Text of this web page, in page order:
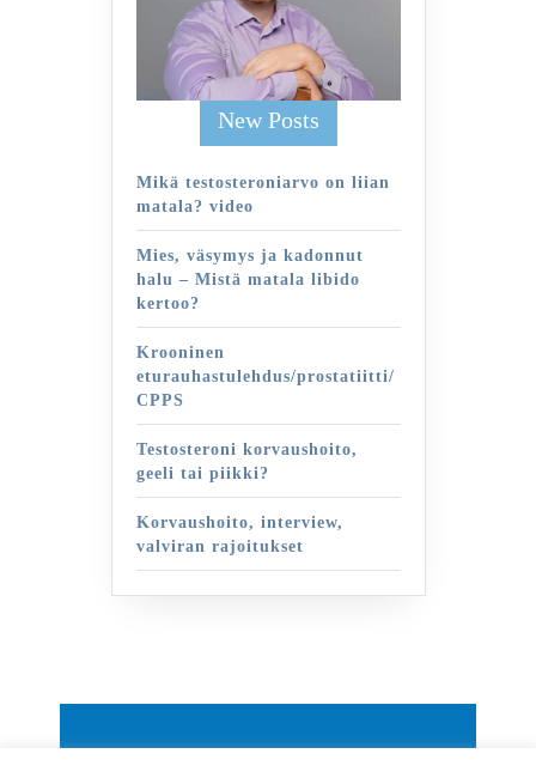
New Posts
Mikä testosteroniarvo on liian
matala? video
Mies, väsymys ja kadonnut
halu – Mistä matala libido
kertoo?
Krooninen
eturauhastulehdus/prostatiitti/
CPPS
Testosteroni korvaushoito,
geeli tai piikki?
Korvaushoito, interview,
valviran rajoitukset